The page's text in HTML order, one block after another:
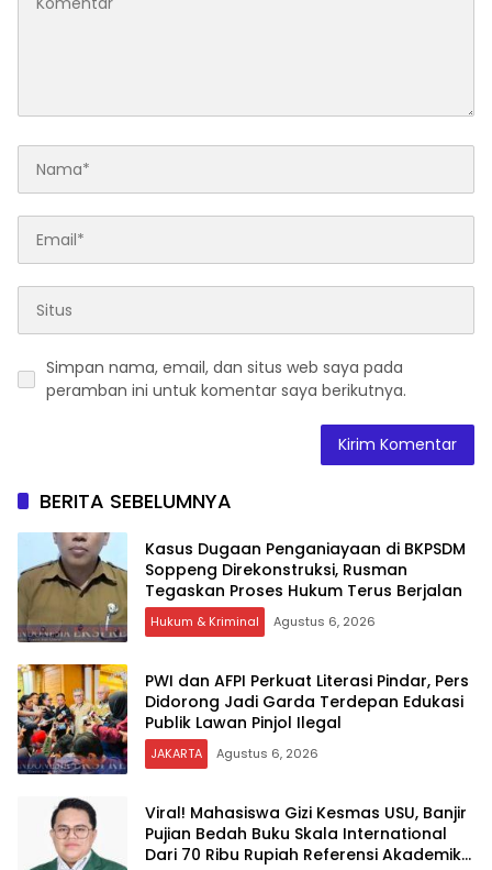
Simpan nama, email, dan situs web saya pada
peramban ini untuk komentar saya berikutnya.
BERITA SEBELUMNYA
Kasus Dugaan Penganiayaan di BKPSDM
Soppeng Direkonstruksi, Rusman
Tegaskan Proses Hukum Terus Berjalan
Hukum & Kriminal Agustus 6, 2026
PWI dan AFPI Perkuat Literasi Pindar, Pers
Didorong Jadi Garda Terdepan Edukasi
Publik Lawan Pinjol Ilegal
JAKARTA Agustus 6, 2026
Viral! Mahasiswa Gizi Kesmas USU, Banjir
Pujian Bedah Buku Skala International
Dari 70 Ribu Rupiah Referensi Akademik